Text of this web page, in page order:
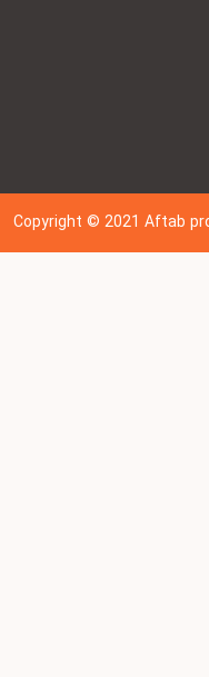
Copyright © 202 1Aftab